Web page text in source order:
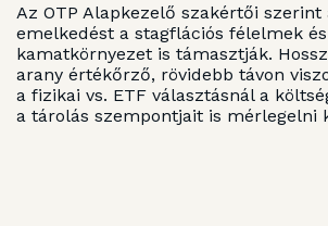
Az OTP Alapkezelő szakértői szerint
emelkedést a stagflációs félelmek
kamatkörnyezet is támasztják.
arany értékőrző, rövidebb távon
a fizikai vs. ETF választásnál a
a tárolás szempontjait is mérlegelni